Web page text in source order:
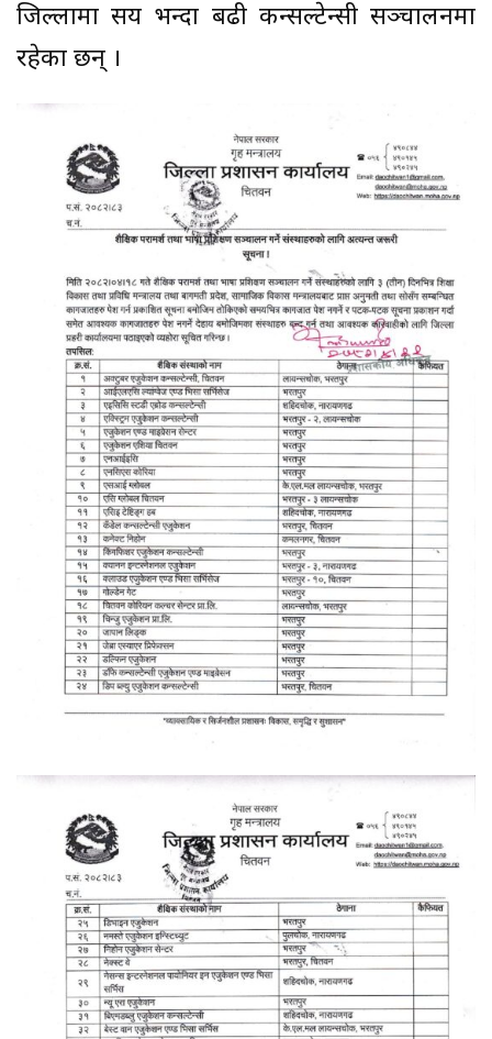
जिल्लामा सय भन्दा बढी कन्सल्टेन्सी सञ्चालनमा
रहेका छन् ।